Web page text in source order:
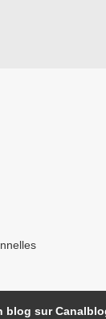
blog sur